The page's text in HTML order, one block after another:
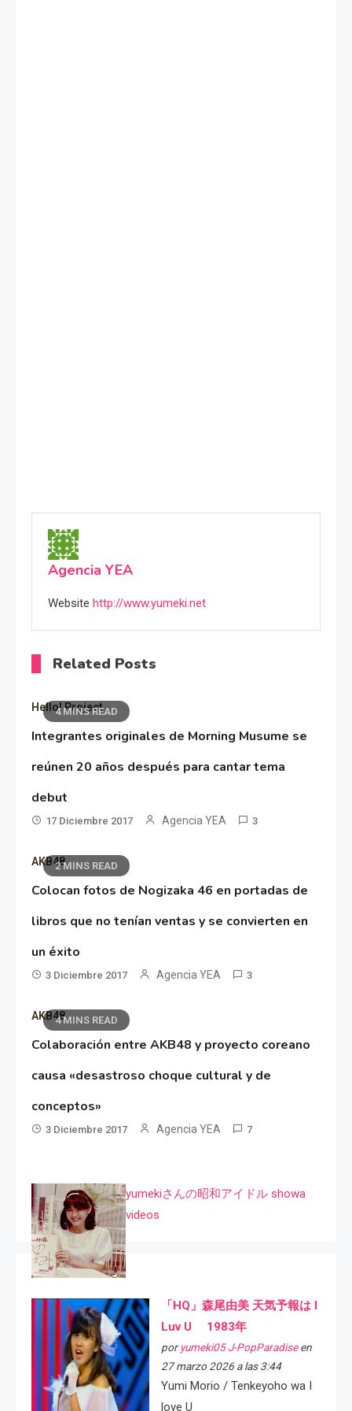
Agencia YEA
Website http://www.yumeki.net
Related Posts
4 MINS READ
Hello! Project
Integrantes originales de Morning Musume se
reúnen 20 años después para cantar tema
debut
17 Diciembre 2017 Agencia YEA 3
2 MINS READ
AKB48
Colocan fotos de Nogizaka 46 en portadas de
libros que no tenían ventas y se convierten en
un éxito
3 Diciembre 2017 Agencia YEA 3
4 MINS READ
AKB48
Colaboración entre AKB48 y proyecto coreano
causa «desastroso choque cultural y de
conceptos»
3 Diciembre 2017 Agencia YEA 7
yumekiさんの昭和アイドル showa
videos
「HQ」森尾由美 天気予報は I
Luv U 1983年
por yumeki05 J-PopParadiseen
27 marzo 2026 a las 3:44
Yumi Morio / Tenkeyoho wa I
love U